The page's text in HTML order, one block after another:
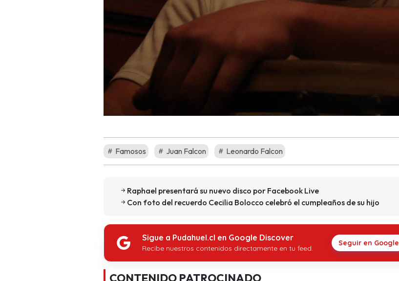
Famosos Juan Falcon Leonardo Falcon
Raphael presentará su nuevo disco por Facebook Live
Con foto del recuerdo Cecilia Bolocco celebró el cumpleaños de su hijo
Sigue a Pudahuel.cl en Google Discover
Recibe nuestros contenidos directamente en tu feed.
Seguir en Google
CONTENIDO PATROCINADO